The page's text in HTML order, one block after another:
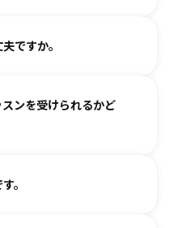
チェロは2、3歳から始め
歳児コースは全国に約15
ですか。
合わせて指導しておりま
様・ご家庭でも基礎から
楽しくご参加いただける
ンを受けられるかど
、安心して音楽を楽しん
。